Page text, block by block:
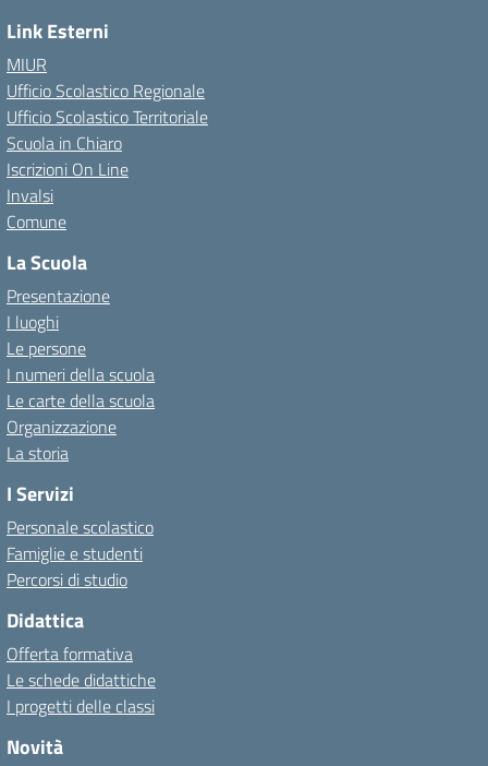
Link Esterni
MIUR
Ufficio Scolastico Regionale
Ufficio Scolastico Territoriale
Scuola in Chiaro
Iscrizioni On Line
Invalsi
Comune
La Scuola
Presentazione
I luoghi
Le persone
I numeri della scuola
Le carte della scuola
Organizzazione
La storia
I Servizi
Personale scolastico
Famiglie e studenti
Percorsi di studio
Didattica
Offerta formativa
Le schede didattiche
I progetti delle classi
Novità